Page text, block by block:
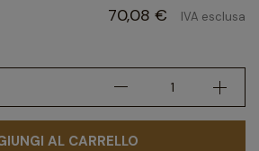
70,08 € IVA esclusa
AL CARRELLO